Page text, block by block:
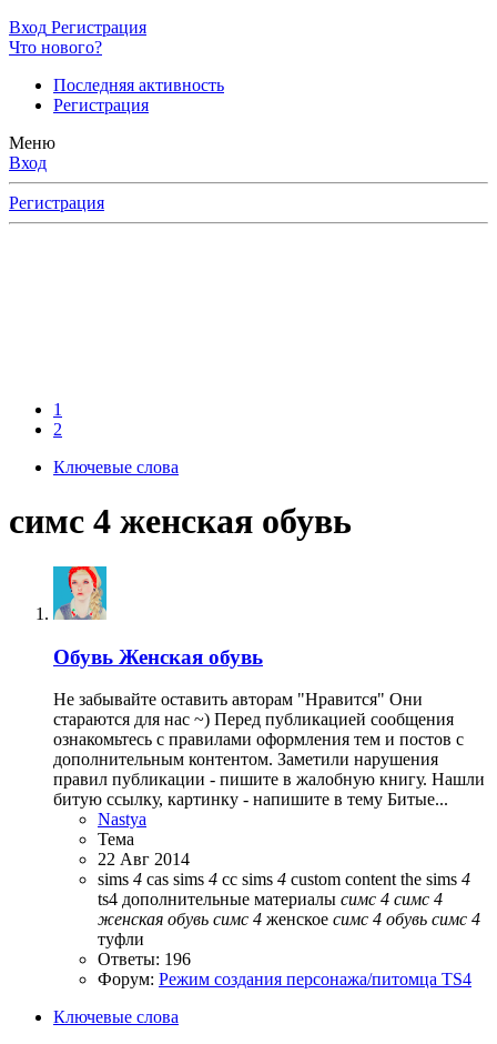
Вход Регистрация
Что нового?
Последняя активность
Регистрация
Меню
Вход
Регистрация
1
2
Ключевые слова
симс 4 женская обувь
Обувь Женская обувь
Не забывайте оставить авторам "Нравится" Они
стараются для нас ~) Перед публикацией сообщения
ознакомьтесь с правилами оформления тем и постов с
дополнительным контентом. Заметили нарушения
правил публикации - пишите в жалобную книгу. Нашли
битую ссылку, картинку - напишите в тему Битые...
Nastya
Тема
22 Авг 2014
sims 4 cas sims 4 cc sims 4 custom content the sims 4
ts4 дополнительные материалы симс 4 симс 4
женская обувь симс 4 женское симс 4 обувь симс 4
туфли
Ответы: 196
Форум: Режим создания персонажа/питомца TS4
Ключевые слова